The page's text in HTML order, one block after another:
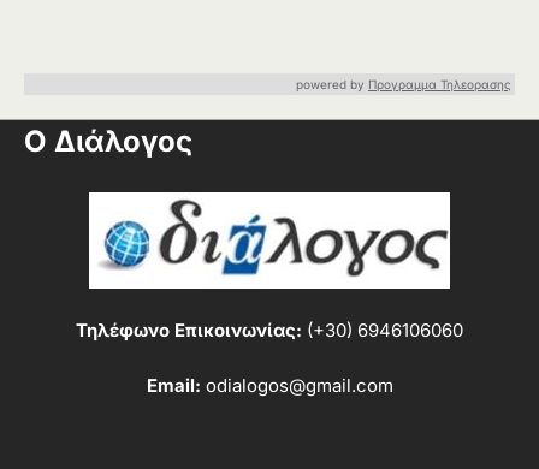
powered by Προγραμμα Τηλεορασης
Ο Διάλογος
Τηλέφωνο Επικοινωνίας: (+30) 6946106060
Email: odialogos@gmail.com